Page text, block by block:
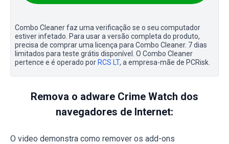
Combo Cleaner faz uma verificação se o seu computador
estiver infetado. Para usar a versão completa do produto,
precisa de comprar uma licença para Combo Cleaner. 7 dias
limitados para teste grátis disponível. O Combo Cleaner
pertence e é operado por RCS LT, a empresa-mãe de PCRisk.
Remova o adware Crime Watch dos
navegadores de Internet:
O video demonstra como remover os add-ons